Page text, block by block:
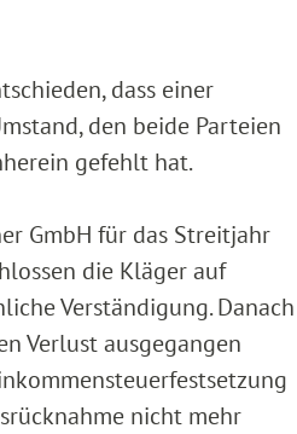
dass einer
den beide Parteien
gefehlt hat.
GmbH für das Streitjahr
die Kläger auf
Verständigung. Danach
Verlust ausgegangen
nicht mehr